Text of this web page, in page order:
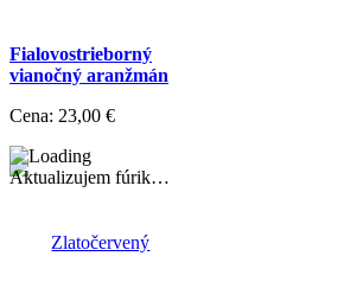
Fialovostrieborný
vianočný aranžmán
Cena: 23,00 €
Aktualizujem fúrik…